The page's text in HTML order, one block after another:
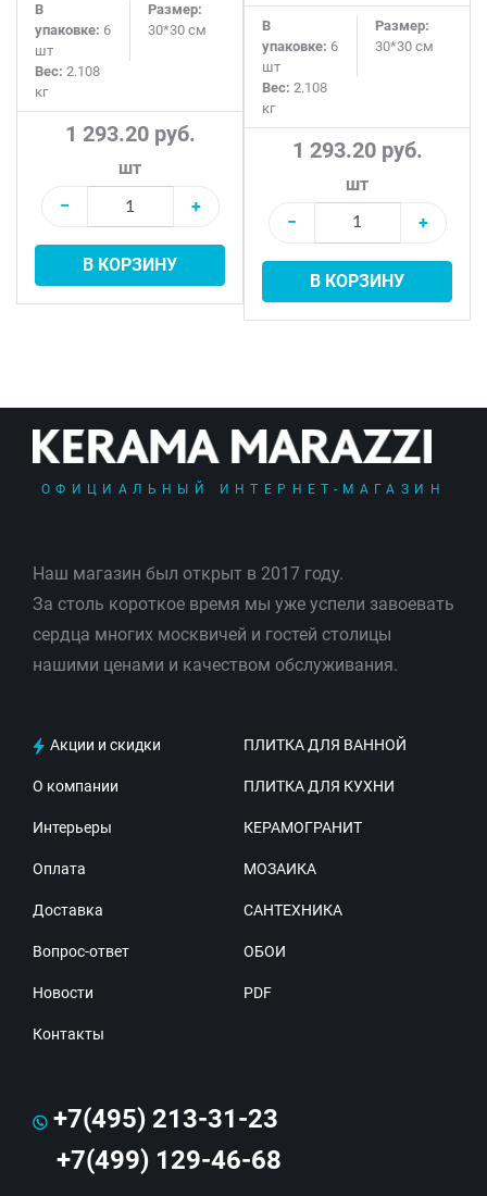
В
упаковке: 6
шт
Размер:
30*30 см
Вес: 2.108
кг
1 293.20 руб.
шт
−
+
В КОРЗИНУ
В
упаковке: 6
шт
Размер:
30*30 см
Вес: 2.108
кг
1 293.20 руб.
шт
−
+
В КОРЗИНУ
ОФИЦИАЛЬНЫЙ ИНТЕРНЕТ-МАГАЗИН
Наш магазин был открыт в 2017 году.
За столь короткое время мы уже успели завоевать
сердца многих москвичей и гостей столицы
нашими ценами и качеством обслуживания.
Акции и скидки
О компании
Интерьеры
Оплата
Доставка
Вопрос-ответ
Новости
Контакты
ПЛИТКА ДЛЯ ВАННОЙ
ПЛИТКА ДЛЯ КУХНИ
КЕРАМОГРАНИТ
МОЗАИКА
САНТЕХНИКА
ОБОИ
PDF
+7(495) 213-31-23
+7(499) 129-46-68